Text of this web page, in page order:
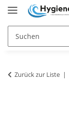
Zurück zur Liste